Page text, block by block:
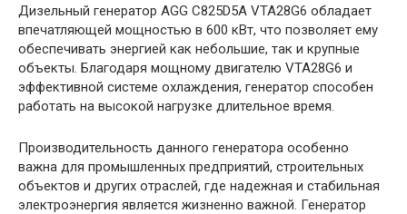
Дизельный генератор AGG C825D5A VTA28G6 обладает
впечатляющей мощностью в 600 кВт, что позволяет ему
обеспечивать энергией как небольшие, так и крупные
объекты. Благодаря мощному двигателю VTA28G6 и
эффективной системе охлаждения, генератор способен
работать на высокой нагрузке длительное время.
Производительность данного генератора особенно
важна для промышленных предприятий, строительных
объектов и других отраслей, где надежная и стабильная
электроэнергия является жизненно важной. Генератор